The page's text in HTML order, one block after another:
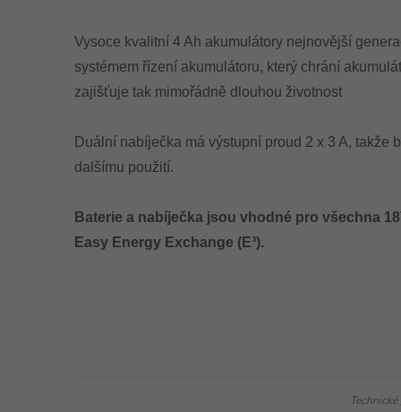
Vysoce kvalitní 4 Ah akumulátory nejnovější
systémem řízení akumulátoru, který chrání
zajišťuje tak mimořádně dlouhou životnost
Duální nabíječka má výstupní proud 2 x 3 A, takže
dalšímu použití.
Baterie a nabíječka jsou vhodné pro všechna
Easy Energy Exchange (E³).